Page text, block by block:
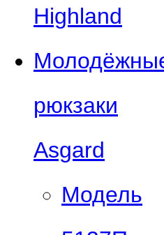
Highland
рюкзаки
Asgard
Модель